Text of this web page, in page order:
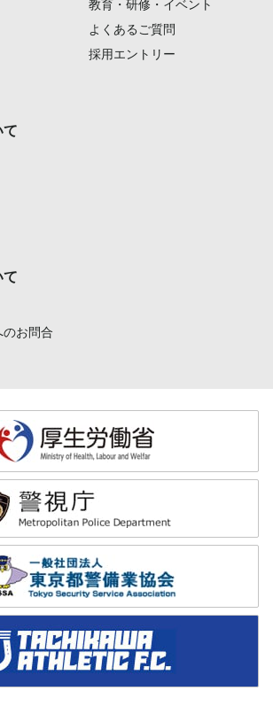
教育・研修・イベント
よくあるご質問
採用エントリー
て
て
のお問合